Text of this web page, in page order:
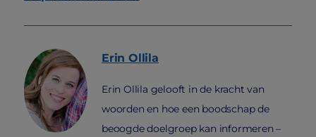
Erin Ollila
Erin Ollila gelooft in de kracht van
woorden en hoe een boodschap de
beoogde doelgroep kan informeren –